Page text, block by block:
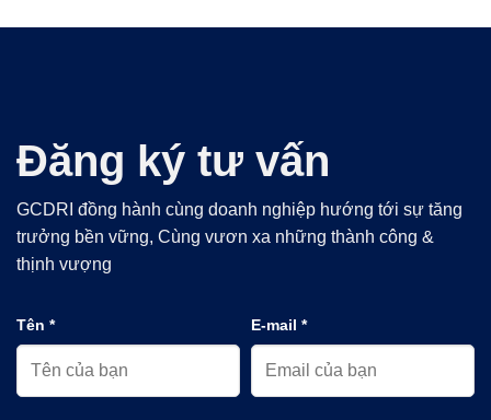
Đăng ký tư vấn
GCDRI đồng hành cùng doanh nghiệp hướng tới sự tăng
trưởng bền vững, Cùng vươn xa những thành công &
thịnh vượng
Tên * E-mail *